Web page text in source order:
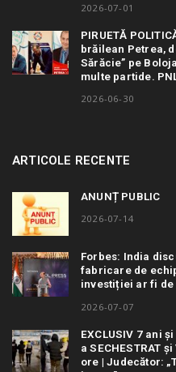
2026-07-01
PIRUETĂ
brăilean Petrea,
Sărăcie” pe
multe partide.
2026-06-30
ARTICOLE RECENTE
ANUNȚ PUBLIC
2026-07-14
Forbes: India
fabricare de
investiției ar fi
2026-07-07
EXCLUSIV 7 ani
a SECHESTRAT
ore | Judecător: